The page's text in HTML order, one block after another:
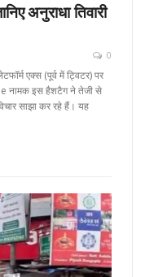
अनुराधा तिवारी
0
एक्स (पूर्व में ट्विटर) पर
नामक इस हैशटैग ने तेजी से
साझा कर रहे हैं। यह